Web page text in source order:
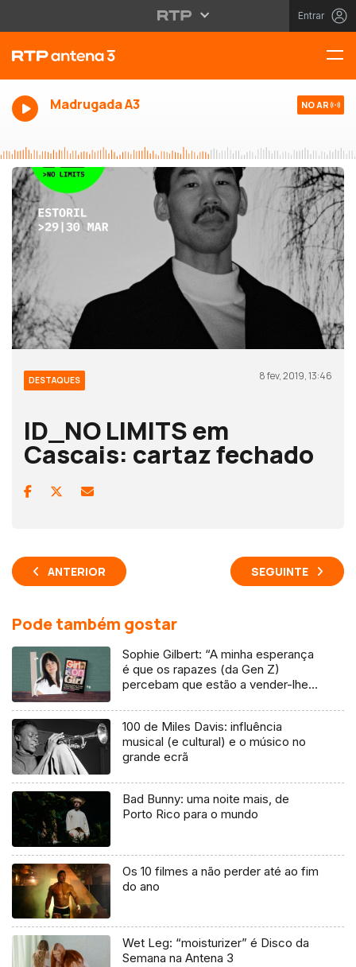
Entrar
Madrugada A3 NO AR
DESTAQUES 8 fev, 2019, 13:46
ID_NO LIMITS em
Cascais: cartaz fechado
ANTERIOR SEGUINTE
Pode também gostar
Sophie Gilbert: “A minha esperança
é que os rapazes (da Gen Z)
percebam que estão a vender-lhes
100 de Miles Davis: influência
musical (e cultural) e o músico no
grande ecrã
Bad Bunny: uma noite mais, de
Porto Rico para o mundo
Os 10 filmes a não perder até ao fim
do ano
Wet Leg: “moisturizer” é Disco da
Semana na Antena 3